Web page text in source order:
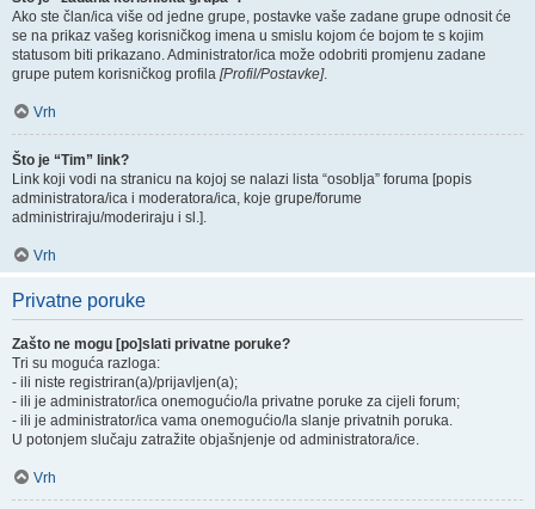
Ako ste član/ica više od jedne grupe, postavke vaše zadane grupe odnosit će
se na prikaz vašeg korisničkog imena u smislu kojom će bojom te s kojim
statusom biti prikazano. Administrator/ica može odobriti promjenu zadane
grupe putem korisničkog profila [Profil/Postavke].
Vrh
Što je “Tim” link?
Link koji vodi na stranicu na kojoj se nalazi lista “osoblja” foruma [popis
administratora/ica i moderatora/ica, koje grupe/forume
administriraju/moderiraju i sl.].
Vrh
Privatne poruke
Zašto ne mogu [po]slati privatne poruke?
Tri su moguća razloga:
- ili niste registriran(a)/prijavljen(a);
- ili je administrator/ica onemogućio/la privatne poruke za cijeli forum;
- ili je administrator/ica vama onemogućio/la slanje privatnih poruka.
U potonjem slučaju zatražite objašnjenje od administratora/ice.
Vrh